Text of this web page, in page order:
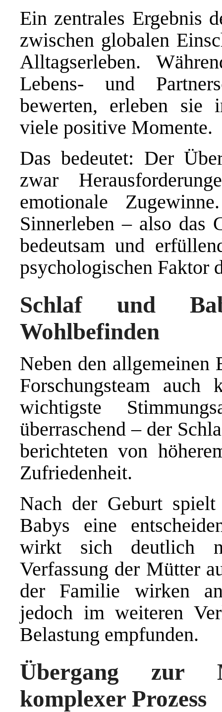
Ein zentrales Ergebnis
zwischen globalen
Alltagserleben.
Lebens- und
bewerten, erleben sie
viele positive Momente.
Das bedeutet: Der
zwar
emotionale
Sinnerleben – also das
bedeutsam und
psychologischen Faktor
Schlaf und
Wohlbefinden
Neben den allgemeinen
Forschungsteam auch
wichtigste
überraschend – der
berichteten von
Zufriedenheit.
Nach der Geburt
Babys eine
wirkt sich deutlich
Verfassung der Mütter
der Familie wirken
jedoch im weiteren
Belastung empfunden.
Übergang zur
komplexer Prozess